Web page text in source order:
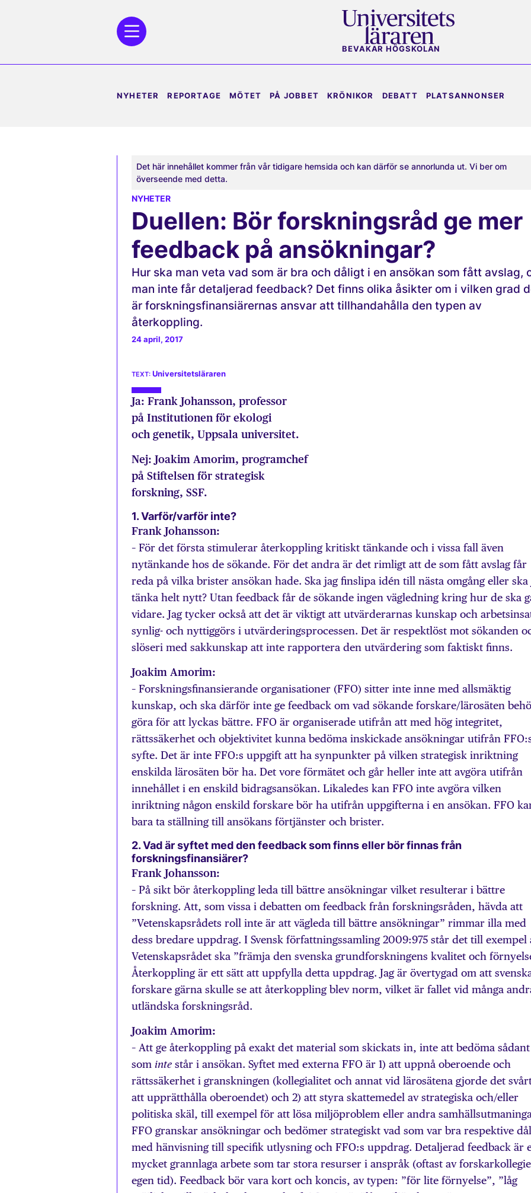
BEVAKAR HÖGSKOLAN
NYHETER REPORTAGE MÖTET PÅ JOBBET KRÖNIKOR DEBATT PLATSANNONSER
Det här innehållet kommer från vår tidigare hemsida och kan därför se annorlunda ut. Vi ber om
överseende med detta.
NYHETER
Duellen: Bör forskningsråd ge mer
feedback på ansökningar?
Hur ska man veta vad som är bra och dåligt i en ansökan som fått avslag,
man inte får detaljerad feedback? Det finns olika åsikter om i vilken grad
är forskningsfinansiärernas ansvar att tillhandahålla den typen av
återkoppling.
24 april, 2017
Universitetsläraren
Ja: Frank Johansson, professor
på Institutionen för ekologi
och genetik, Uppsala universitet.
Nej: Joakim Amorim, programchef
på Stiftelsen för strategisk
forskning, SSF.
1. Varför/varför inte?
Frank Johansson:
– För det första stimulerar återkoppling kritiskt tänkande och i vissa fall även
nytänkande hos de sökande. För det andra är det rimligt att de som fått avslag får
reda på vilka brister ansökan hade. Ska jag finslipa idén till nästa omgång eller ska
tänka helt nytt? Utan feedback får de sökande ingen vägledning kring hur de ska
vidare. Jag tycker också att det är viktigt att utvärderarnas kunskap och
synlig- och nyttiggörs i utvärderingsprocessen. Det är respektlöst mot sökanden
slöseri med sakkunskap att inte rapportera den utvärdering som faktiskt finns.
Joakim Amorim:
– Forskningsfinansierande organisationer (FFO) sitter inte inne med allsmäktig
kunskap, och ska därför inte ge feedback om vad sökande forskare/lärosäten
göra för att lyckas bättre. FFO är organiserade utifrån att med hög integritet,
rättssäkerhet och objektivitet kunna bedöma inskickade ansökningar utifrån
syfte. Det är inte FFO:s uppgift att ha synpunkter på vilken strategisk inriktning
enskilda lärosäten bör ha. Det vore förmätet och går heller inte att avgöra utifrån
innehållet i en enskild bidragsansökan. Likaledes kan FFO inte avgöra vilken
inriktning någon enskild forskare bör ha utifrån uppgifterna i en ansökan. FFO
bara ta ställning till ansökans förtjänster och brister.
2. Vad är syftet med den feedback som finns eller bör finnas från
forskningsfinansiärer?
Frank Johansson:
– På sikt bör återkoppling leda till bättre ansökningar vilket resulterar i bättre
forskning. Att, som vissa i debatten om feedback från forskningsråden, hävda att
”Vetenskapsrådets roll inte är att vägleda till bättre ansökningar” rimmar illa med
dess bredare uppdrag. I Svensk författningssamling 2009:975 står det till exempel
Vetenskapsrådet ska ”främja den svenska grundforskningens kvalitet och
Återkoppling är ett sätt att uppfylla detta uppdrag. Jag är övertygad om att
forskare gärna skulle se att återkoppling blev norm, vilket är fallet vid många
utländska forskningsråd.
Joakim Amorim:
– Att ge återkoppling på exakt det material som skickats in, inte att bedöma sådant
som inte står i ansökan. Syftet med externa FFO är 1) att uppnå oberoende och
rättssäkerhet i granskningen (kollegialitet och annat vid lärosätena gjorde det
att upprätthålla oberoendet) och 2) att styra skattemedel av strategiska och/eller
politiska skäl, till exempel för att lösa miljöproblem eller andra
FFO granskar ansökningar och bedömer strategiskt vad som var bra respektive
med hänvisning till specifik utlysning och FFO:s uppdrag. Detaljerad feedback är
mycket grannlaga arbete som tar stora resurser i anspråk (oftast av
egen tid). Feedback bör vara kort och koncis, av typen: ”för lite förnyelse”, ”låg